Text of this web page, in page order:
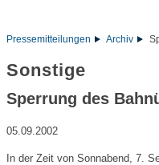
Pressemitteilungen Archiv
Sonstige
Sperrung des
05.09.2002
In der Zeit von Sonnabend, 7.